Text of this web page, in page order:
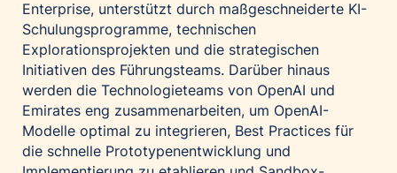
Enterprise, unterstützt durch maßgeschneiderte KI-
Schulungsprogramme, technischen
Explorationsprojekten und die strategischen
Initiativen des Führungsteams. Darüber hinaus
werden die Technologieteams von OpenAI und
Emirates eng zusammenarbeiten, um OpenAI-
Modelle optimal zu integrieren, Best Practices für
die schnelle Prototypenentwicklung und